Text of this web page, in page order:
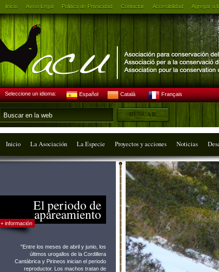
Inicio Aviso Legal Política de Privacidad Contactar Accesibilidad Agregar a
Seleccione un idioma: Español Català Français
Inicio La Asociación La Especie Proyectos y acciones Noticias
El periodo de
apareamiento
+ información
"Entre los meses de abril y junio, los
últimos urogallos de la Cordillera
Cantábrica y Pirineos inician el periodo
reproductor. Los machos tratan de